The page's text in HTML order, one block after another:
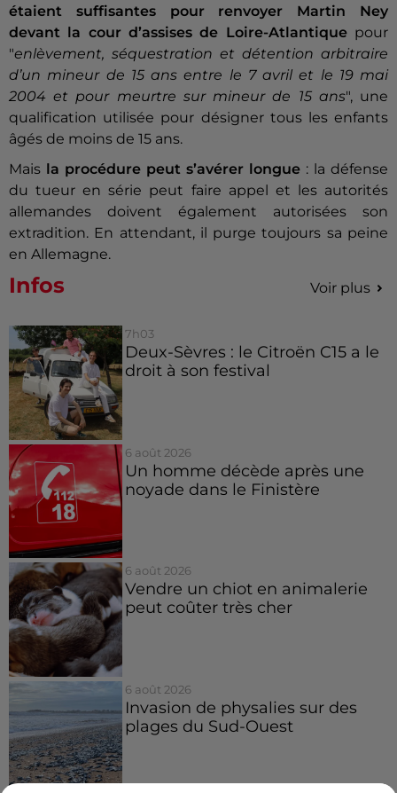
étaient suffisantes pour renvoyer Martin Ney
devant la cour d’assises de Loire-Atlantiquepour
"enlèvement, séquestration et détention arbitraire
d’un mineur de 15 ans entre le 7 avril et le 19 mai
2004 et pour meurtre sur mineur de 15 ans", une
qualification utilisée pour désigner tous les enfants
âgés de moins de 15 ans.
Mais la procédure peut s’avérer longue : la défense
du tueur en série peut faire appel et les autorités
allemandes doivent également autorisées son
extradition. En attendant, il purge toujours sa peine
en Allemagne.
Infos Voir plus
7h03
Deux-Sèvres : le Citroën C15 a le
droit à son festival
6 août 2026
Un homme décède après une
noyade dans le Finistère
6 août 2026
Vendre un chiot en animalerie
peut coûter très cher
6 août 2026
Invasion de physalies sur des
plages du Sud-Ouest